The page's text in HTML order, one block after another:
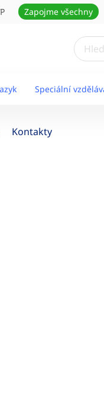
Zapojme všechny
Speciální
Kontakty